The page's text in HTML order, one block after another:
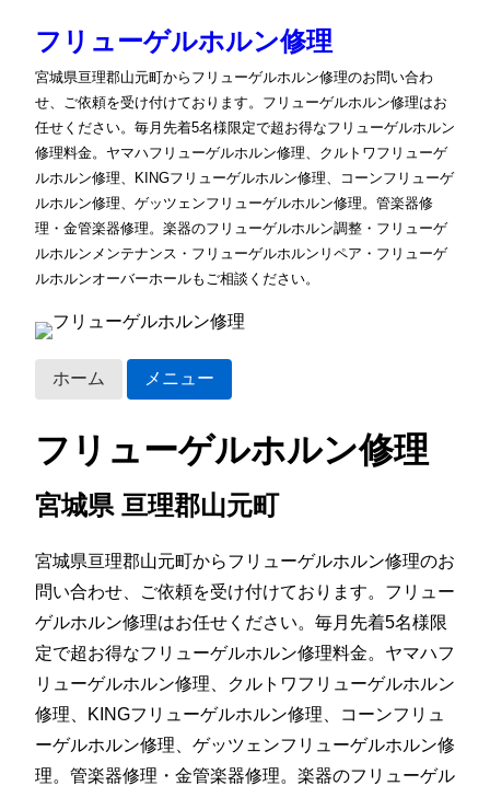
フリューゲルホルン修理
宮城県亘理郡山元町からフリューゲルホルン修理のお問い合わ
せ、ご依頼を受け付けております。フリューゲルホルン修理はお
任せください。毎月先着5名様限定で超お得なフリューゲルホルン
修理料金。ヤマハフリューゲルホルン修理、クルトワフリューゲ
ルホルン修理、KINGフリューゲルホルン修理、コーンフリューゲ
ルホルン修理、ゲッツェンフリューゲルホルン修理。管楽器修
理・金管楽器修理。楽器のフリューゲルホルン調整・フリューゲ
ルホルンメンテナンス・フリューゲルホルンリペア・フリューゲ
ルホルンオーバーホールもご相談ください。
ホーム メニュー
フリューゲルホルン修理
宮城県 亘理郡山元町
宮城県亘理郡山元町からフリューゲルホルン修理のお
問い合わせ、ご依頼を受け付けております。フリュー
ゲルホルン修理はお任せください。毎月先着5名様限
定で超お得なフリューゲルホルン修理料金。ヤマハフ
リューゲルホルン修理、クルトワフリューゲルホルン
修理、KINGフリューゲルホルン修理、コーンフリュ
ーゲルホルン修理、ゲッツェンフリューゲルホルン修
理。管楽器修理・金管楽器修理。楽器のフリューゲル